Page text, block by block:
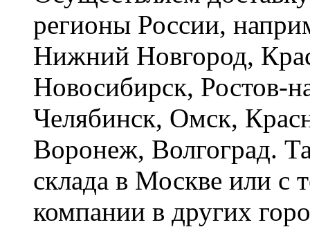
регионы России,
Нижний Новгород,
Новосибирск, Ростов-
Челябинск, Омск,
Воронеж, Волгоград.
склада в Москве или с
компании в других